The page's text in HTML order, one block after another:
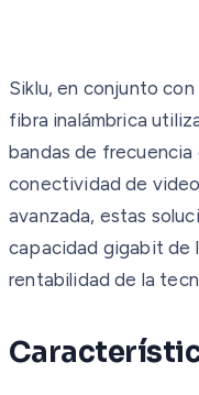
Siklu, en conjunto
fibra inalámbrica
bandas de
conectividad de
avanzada, estas
capacidad gigabit de
rentabilidad de la